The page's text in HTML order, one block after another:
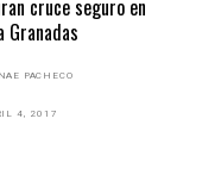
cruce seguro en
Granadas
PACHECO
4, 2017